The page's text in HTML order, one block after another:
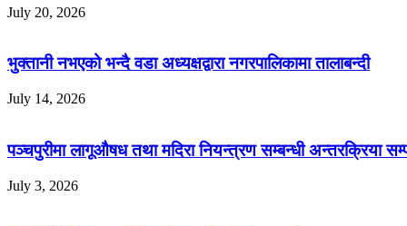
July 20, 2026
भुक्तानी नभएको भन्दै वडा अध्यक्षद्वारा नगरपालिकामा तालाबन्दी
July 14, 2026
पञ्चपुरीमा लागूऔषध तथा मदिरा नियन्त्रण सम्बन्धी अन्तरक्रिया
July 3, 2026